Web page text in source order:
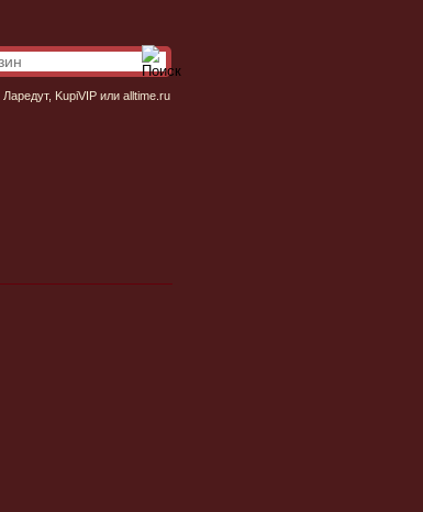
Ларедут, KupiVIPили alltime.ru